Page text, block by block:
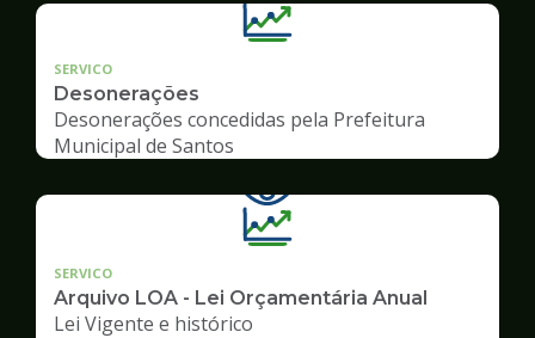
SERVICO
Desonerações
Desonerações concedidas pela Prefeitura
Municipal de Santos
SERVICO
Arquivo LOA - Lei Orçamentária Anual
Lei Vigente e histórico